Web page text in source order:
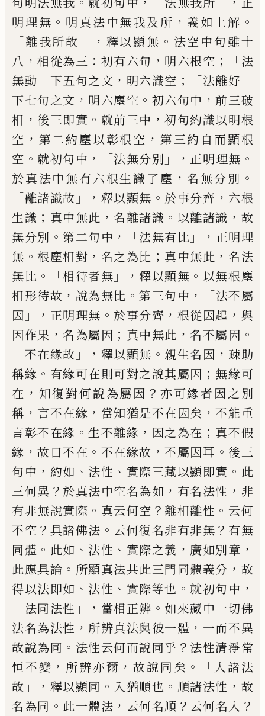
明理無 。 明真法中無我及所 ， 義如上解 。
「離我所故 」， 釋以顯無 。 法空中句雖十
八 ，相從為三 ： 初有六句 ， 明六根空 ；「法
無動 」 下五句之文 ， 明六識空 ；「法離好 」
下七句之文 ， 明六塵空 。 初六句中 ，前三破
相 ， 後三即實 。 就前三中 ，初句約識以明根
空 ， 第二約塵以彰根空 ， 第三約自而顯根
空 。 就初句中 ，「法無分別 」， 正明理無 。
於真法中無有六根生識了塵 ，名無分別 。
「離諸識故 」， 釋以顯無 。 於事分齊 ， 六根
生識 ； 真中無此 ，名離諸識 。 以離諸識 ， 故
無分別 。第二句中 ，「法無有比 」， 正明理
無 。根塵相對 ， 名之為比 ； 真中無此 ，名法
無比 。「相待者無 」，釋以顯無 。 以無根塵
相形待故 ， 說為無比 。第三句中 ，「法不屬
因 」， 正明理無 。 於事分齊 ， 根從因起 ， 與
因作果 ，名為屬因 ； 真中無此 ，名不屬因 。
「不在緣故 」， 釋以顯無 。親生名因 ， 疎助
稱緣 。 有緣可在則可對之說其屬因 ； 無緣可
在 ， 知復對何說為屬因 ？ 亦可緣者因之別
稱 ， 言不在緣 ， 當知猶是不在因矣 ，不能重
言彰不在緣 。生不離緣 ， 因之為在 ； 真不假
緣 ，故曰不在 。 不在緣故 ，不屬因耳 。 後三
句中 ， 約如 、 法性 、 實際三藏以顯即實 。 此
三何異 ？ 於真法中空名為如 ， 有名法性 ， 非
有非無說實際 。 真云何空 ？ 離相離性 。 云何
不空 ？ 具諸佛法 。 云何復名非有非無 ？ 有無
同體 。 此如 、 法性 、 實際之義 ， 廣如別章 ，
此應具論 。 所顯真法共此三門同體義分 ， 故
得以法即如 、 法性 、 實際等也 。 就初句中 ，
「法同法性 」， 當相正辨 。 如來藏中一切佛
法名為法性 ， 所辨真法與彼一體 ， 一而不異
故說為同 。 法性云何而說同乎 ？ 法性清淨常
恒不變 ， 所辨亦爾 ，故說同矣 。「 入諸法
故 」， 釋以顯同 。 入猶順也 。 順諸法性 ， 故
名為同 。 此一體法 ， 云何名順 ？ 云何名入 ？